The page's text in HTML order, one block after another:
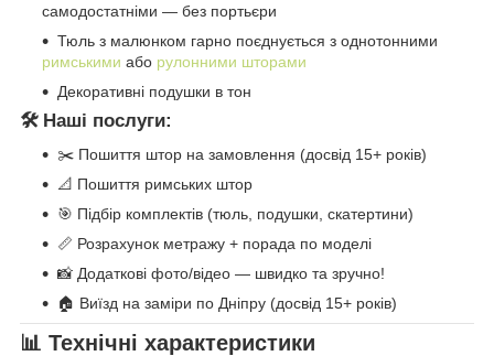
самодостатніми — без портьєри
Тюль з малюнком гарно поєднується з однотонними
римськими або рулонними шторами
Декоративні подушки в тон
🛠️ Наші послуги:
✂️ Пошиття штор на замовлення (досвід 15+ років)
📐 Пошиття римських штор
🎯 Підбір комплектів (тюль, подушки, скатертини)
📏 Розрахунок метражу + порада по моделі
📸 Додаткові фото/відео — швидко та зручно!
🏠 Виїзд на заміри по Дніпру (досвід 15+ років)
📊 Технічні характеристики